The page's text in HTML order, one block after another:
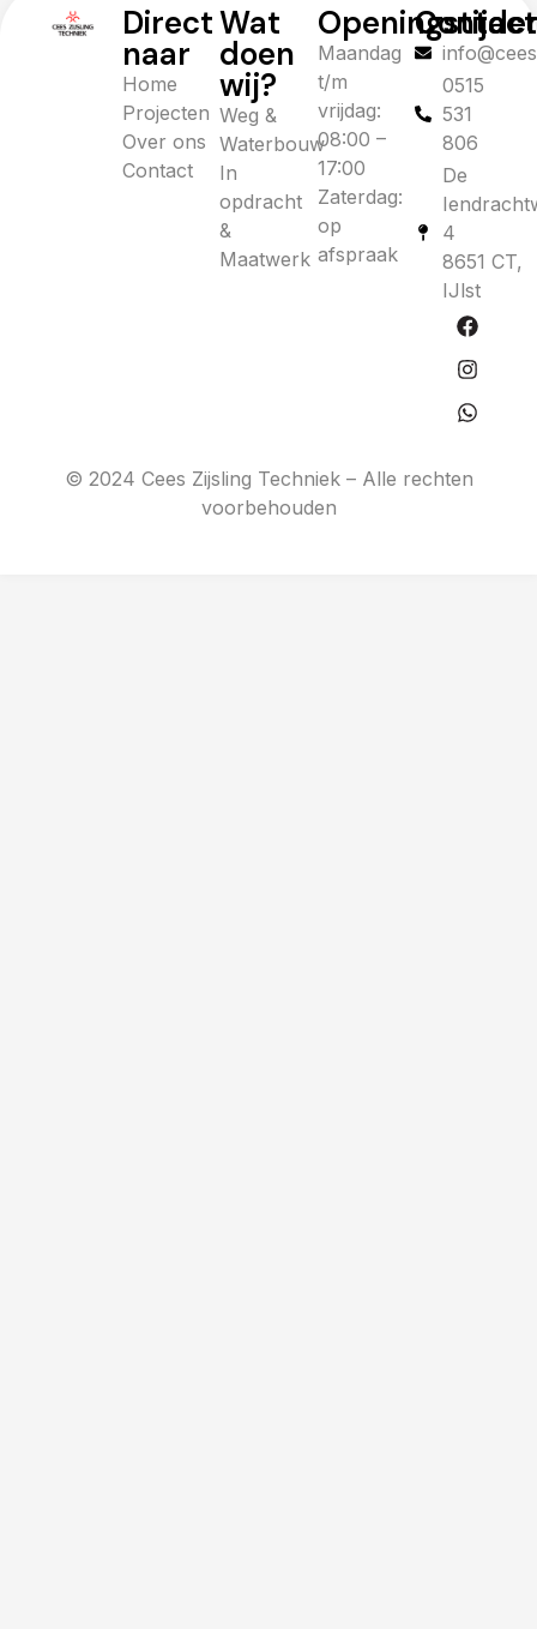
Direct
naar
Home
Projecten
Over ons
Contact
Wat
doen
wij?
Weg &
Waterbouw
In
opdracht
&
Maatwerk
Maandag
t/m
vrijdag:
08:00 –
17:00
Zaterdag:
op
afspraak
Contact
0515
531
806
De
4
8651 CT,
IJlst
© 2024 Cees Zijsling Techniek – Alle rechten
voorbehouden